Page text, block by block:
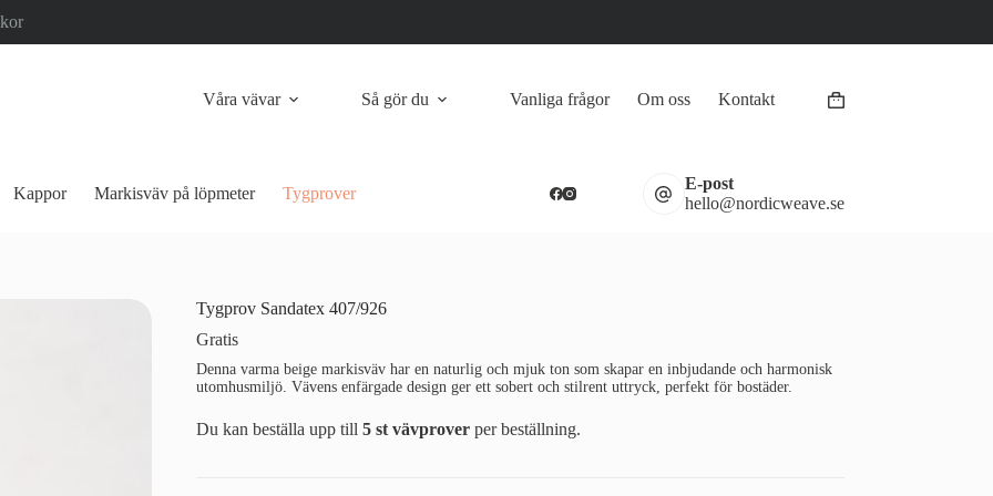
Våra vävar Så gör du Vanliga frågor Om oss Kontakt Varukorg
Kappor Markisväv på löpmeter Tygprover
E-post
hello@nordicweave.se
Tygprov Sandatex 407/926
Gratis
Denna varma beige markisväv har en naturlig och mjuk ton som skapar en inbjudande och harmonisk
utomhusmiljö. Vävens enfärgade design ger ett sobert och stilrent uttryck, perfekt för bostäder.
Du kan beställa upp till 5 st vävproverper beställning.